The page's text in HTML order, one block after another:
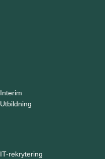
Interim
Utbildning
IT-rekrytering